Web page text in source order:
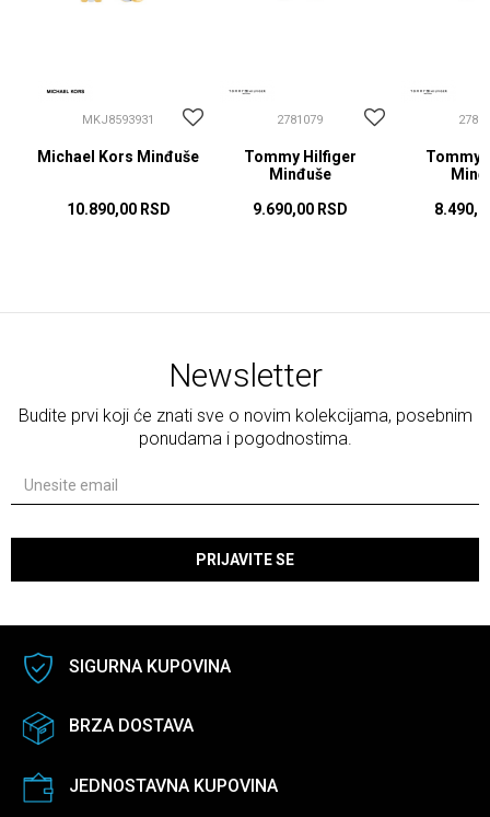
MKJ8593931
Michael Kors Minđuše
10.890,00 RSD
2781079
Tommy Hilfiger
Minđuše
9.690,00 RSD
Tommy
Newsletter
Budite prvi koji će znati sve o novim kolekcijama, posebnim
ponudama i pogodnostima.
PRIJAVITE SE
SIGURNA KUPOVINA
BRZA DOSTAVA
JEDNOSTAVNA KUPOVINA